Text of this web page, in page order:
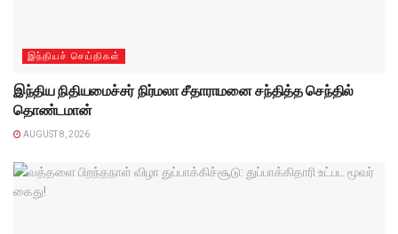
இந்தியச் செய்திகள்
இந்திய நிதியமைச்சர் நிர்மலா சீதாராமனை சந்தித்த செந்தில்
தொண்டமான்
AUGUST 8, 2026